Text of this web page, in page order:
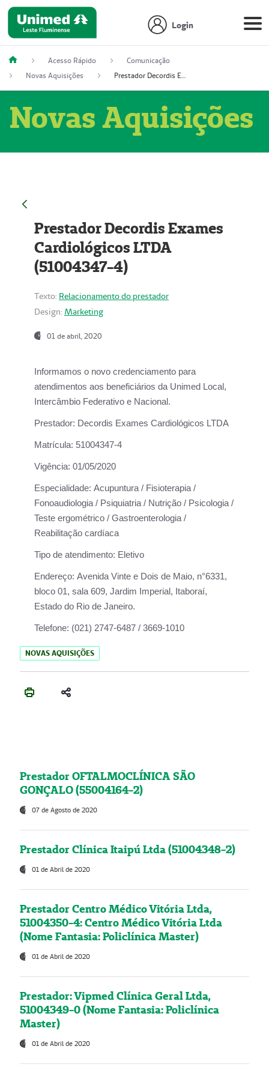
Login
Acesso Rápido
Comunicação
Novas Aquisições
Prestador Decordis Exames Cardiológicos LTDA (51004347-4)
Novas Aquisições
Prestador Decordis Exames
Cardiológicos LTDA
(51004347-4)
Texto: Relacionamento do prestador
Design: Marketing
01 de abril, 2020
Informamos o novo credenciamento para
atendimentos aos beneficiários da Unimed Local,
Intercâmbio Federativo e Nacional.
Prestador: Decordis Exames Cardiológicos LTDA
Matrícula: 51004347-4
Vigência: 01/05/2020
Especialidade: Acupuntura / Fisioterapia /
Fonoaudiologia / Psiquiatria / Nutrição / Psicologia /
Teste ergométrico / Gastroenterologia /
Reabilitação cardíaca
Tipo de atendimento: Eletivo
Endereço: Avenida Vinte e Dois de Maio, n°6331,
bloco 01, sala 609, Jardim Imperial, Itaboraí,
Estado do Rio de Janeiro.
Telefone: (021) 2747-6487 / 3669-1010
NOVAS AQUISIÇÕES
Prestador OFTALMOCLÍNICA SÃO
GONÇALO (55004164-2)
07 de Agosto de 2020
Prestador Clínica Itaipú Ltda (51004348-2)
01 de Abril de 2020
Prestador Centro Médico Vitória Ltda,
51004350-4: Centro Médico Vitória Ltda
(Nome Fantasia: Policlínica Master)
01 de Abril de 2020
Prestador: Vipmed Clínica Geral Ltda,
51004349-0 (Nome Fantasia: Policlínica
Master)
01 de Abril de 2020